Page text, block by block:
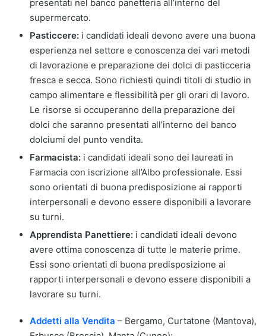
presentati nel banco panetteria all’interno del
supermercato.
Pasticcere: i candidati ideali devono avere una buona
esperienza nel settore e conoscenza dei vari metodi
di lavorazione e preparazione dei dolci di pasticceria
fresca e secca. Sono richiesti quindi titoli di studio in
campo alimentare e flessibilità per gli orari di lavoro.
Le risorse si occuperanno della preparazione dei
dolci che saranno presentati all’interno del banco
dolciumi del punto vendita.
Farmacista: i candidati ideali sono dei laureati in
Farmacia con iscrizione all’Albo professionale. Essi
sono orientati di buona predisposizione ai rapporti
interpersonali e devono essere disponibili a lavorare
su turni.
Apprendista Panettiere: i candidati ideali devono
avere ottima conoscenza di tutte le materie prime.
Essi sono orientati di buona predisposizione ai
rapporti interpersonali e devono essere disponibili a
lavorare su turni.
Addetti alla Vendita – Bergamo, Curtatone (Mantova),